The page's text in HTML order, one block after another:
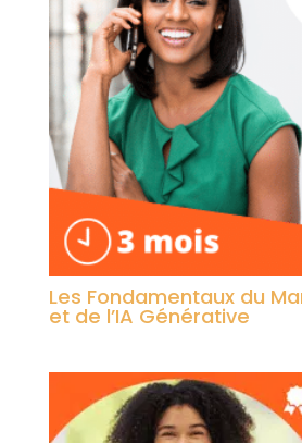
Les Fondamentaux du
et de l’IA Générative